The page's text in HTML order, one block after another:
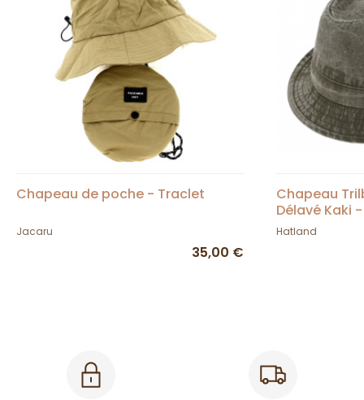
Chapeau de poche - Traclet
Jacaru
35,00 €
Chapeau
Délavé Kaki
Hatland